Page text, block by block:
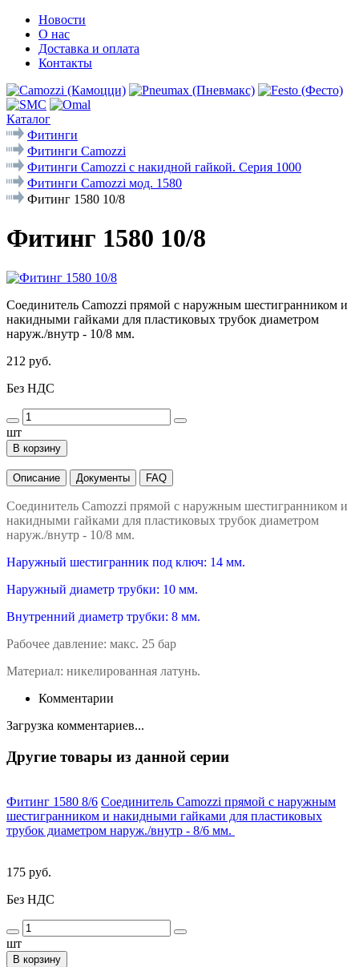
Новости
О нас
Доставка и оплата
Контакты
Каталог
Фитинги
Фитинги Camozzi
Фитинги Camozzi с накидной гайкой. Серия 1000
Фитинги Camozzi мод. 1580
Фитинг 1580 10/8
Фитинг 1580 10/8
Соединитель Camozzi прямой с наружным шестигранником и
накидными гайками для пластиковых трубок диаметром
наруж./внутр - 10/8 мм.
212 руб.
Без НДС
шт
В корзину
Описание Документы FAQ
Соединитель Camozzi прямой с наружным шестигранником и
накидными гайками для пластиковых трубок диаметром
наруж./внутр - 10/8 мм.
Наружный шестигранник под ключ: 14 мм.
Наружный диаметр трубки: 10 мм.
Внутренний диаметр трубки: 8 мм.
Рабочее давление: макс. 25 бар
Материал: никелированная латунь.
Комментарии
Загрузка комментариев...
Другие товары из данной серии
Фитинг 1580 8/6 Соединитель Camozzi прямой с наружным
шестигранником и накидными гайками для пластиковых
трубок диаметром наруж./внутр - 8/6 мм.
175 руб.
Без НДС
шт
В корзину